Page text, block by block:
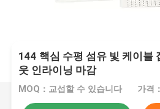
144 핵심 수평 섬유 빛 케이블
웃 인라이닝 마감
MOQ：교섭할 수 있습니다 가격